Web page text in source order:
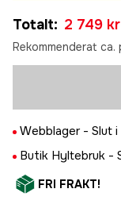
2 799 kr
9' MH 274cm
2 849 kr
9' ML 274cm 5-
Totalt: 2 749 kr
Rekommenderat ca.
Webblager - Slut
Butik Hyltebruk -
FRI FRAKT!